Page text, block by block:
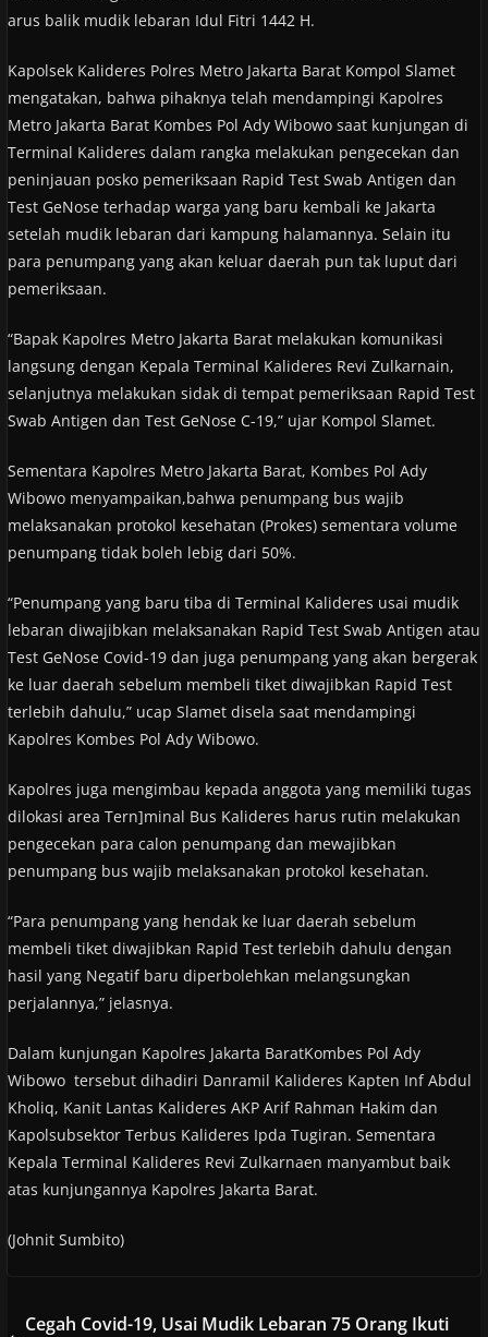
arus balik mudik lebaran Idul Fitri 1442 H.
Kapolsek Kalideres Polres Metro Jakarta Barat Kompol Slamet
mengatakan, bahwa pihaknya telah mendampingi Kapolres
Metro Jakarta Barat Kombes Pol Ady Wibowo saat kunjungan di
Terminal Kalideres dalam rangka melakukan pengecekan dan
peninjauan posko pemeriksaan Rapid Test Swab Antigen dan
Test GeNose terhadap warga yang baru kembali ke Jakarta
setelah mudik lebaran dari kampung halamannya. Selain itu
para penumpang yang akan keluar daerah pun tak luput dari
pemeriksaan.
“Bapak Kapolres Metro Jakarta Barat melakukan komunikasi
langsung dengan Kepala Terminal Kalideres Revi Zulkarnain,
selanjutnya melakukan sidak di tempat pemeriksaan Rapid Test
Swab Antigen dan Test GeNose C-19,” ujar Kompol Slamet.
Sementara Kapolres Metro Jakarta Barat, Kombes Pol Ady
Wibowo menyampaikan,bahwa penumpang bus wajib
melaksanakan protokol kesehatan (Prokes) sementara volume
penumpang tidak boleh lebig dari 50%.
“Penumpang yang baru tiba di Terminal Kalideres usai mudik
lebaran diwajibkan melaksanakan Rapid Test Swab Antigen atau
Test GeNose Covid-19 dan juga penumpang yang akan bergerak
ke luar daerah sebelum membeli tiket diwajibkan Rapid Test
terlebih dahulu,” ucap Slamet disela saat mendampingi
Kapolres Kombes Pol Ady Wibowo.
Kapolres juga mengimbau kepada anggota yang memiliki tugas
dilokasi area Tern]minal Bus Kalideres harus rutin melakukan
pengecekan para calon penumpang dan mewajibkan
penumpang bus wajib melaksanakan protokol kesehatan.
“Para penumpang yang hendak ke luar daerah sebelum
membeli tiket diwajibkan Rapid Test terlebih dahulu dengan
hasil yang Negatif baru diperbolehkan melangsungkan
perjalannya,” jelasnya.
Dalam kunjungan Kapolres Jakarta BaratKombes Pol Ady
Wibowo tersebut dihadiri Danramil Kalideres Kapten Inf Abdul
Kholiq, Kanit Lantas Kalideres AKP Arif Rahman Hakim dan
Kapolsubsektor Terbus Kalideres Ipda Tugiran. Sementara
Kepala Terminal Kalideres Revi Zulkarnaen manyambut baik
atas kunjungannya Kapolres Jakarta Barat.
(Johnit Sumbito)
Cegah Covid-19, Usai Mudik Lebaran 75 Orang Ikuti